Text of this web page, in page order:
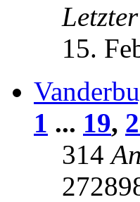
15.
1 ... 19,
314